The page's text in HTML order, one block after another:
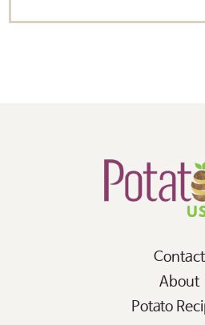
‘취소’를 눌러주
Contact
About
Potato